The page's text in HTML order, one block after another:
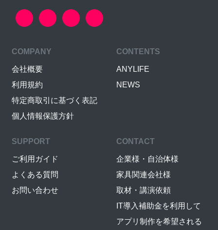
COMPANY
会社概要
利用規約
特定商取引に基づく表記
個人情報保護方針
CONTENTS
ANYLIFE
NEWS
SUPPORT
ご利用ガイド
よくある質問
お問い合わせ
CONTACT
企業様・自治体様
家具関連会社様
取材・講演依頼
IT導入補助金を利用して
アプリ制作を希望される